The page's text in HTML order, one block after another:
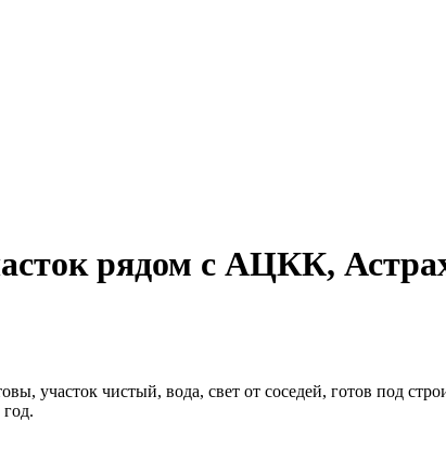
рядом с АЦКК,
участок чистый, вода, свет от соседей, готов под